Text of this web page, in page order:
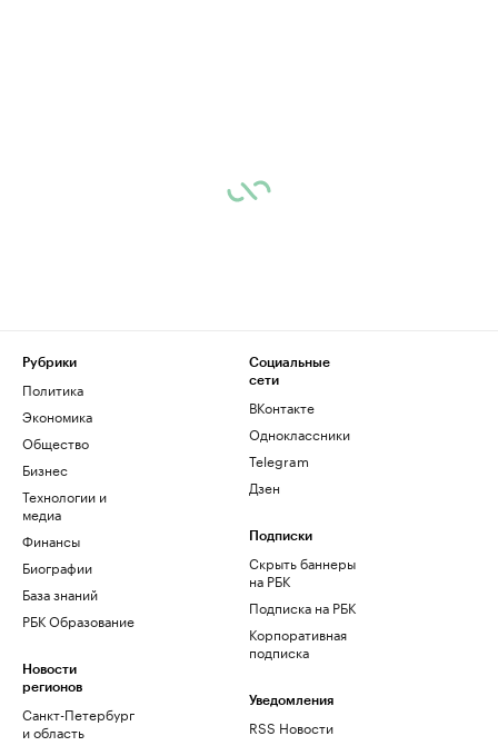
Рубрики
Политика
Экономика
Общество
Бизнес
Технологии и
медиа
Финансы
Биографии
База знаний
РБК Образование
Новости
регионов
Санкт-Петербург
и область
Социальные
сети
ВКонтакте
Одноклассники
Telegram
Дзен
Подписки
Скрыть баннеры
на РБК
Подписка на РБК
Корпоративная
подписка
Уведомления
RSS Новости